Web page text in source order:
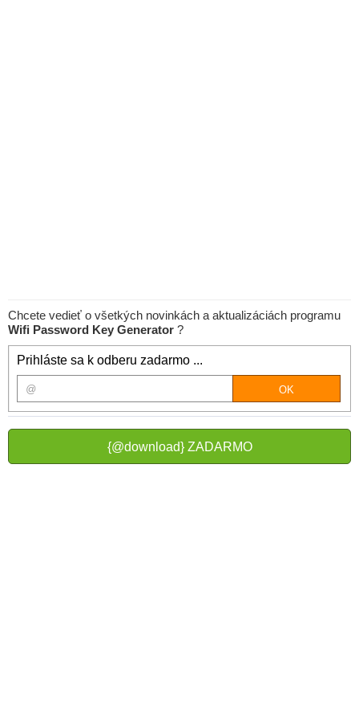
Chcete vedieť o všetkých novinkách a aktualizáciách programu
Wifi Password Key Generator ?
Prihláste sa k odberu zadarmo ...
{@download} ZADARMO